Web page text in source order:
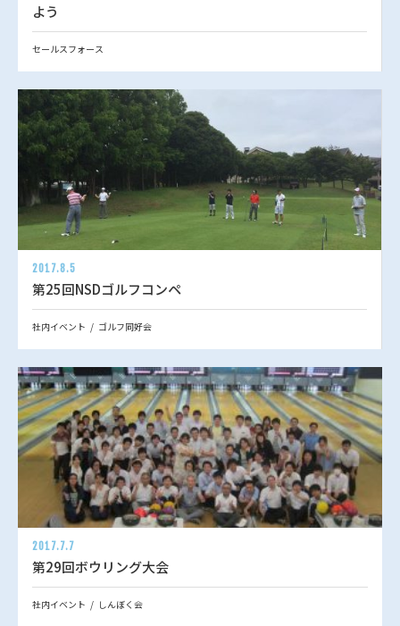
よう
セールスフォース
2017.8.5
第25回NSDゴルフコンペ
社内イベント ゴルフ同好会
2017.7.7
第29回ボウリング大会
社内イベント しんぼく会